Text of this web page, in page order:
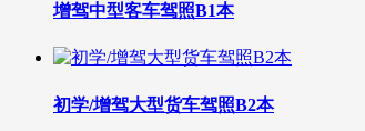
增驾中型客车驾照B1本
初学/增驾大型货车驾照B2本